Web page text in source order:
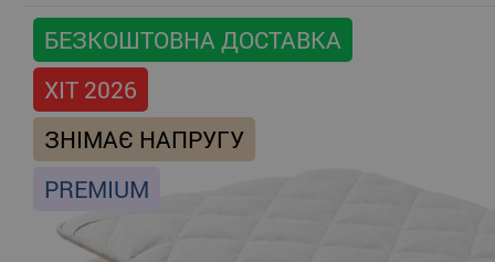
БЕЗКОШТОВНА ДОСТАВКА
ХІТ 2026
ЗНІМАЄ НАПРУГУ
PREMIUM